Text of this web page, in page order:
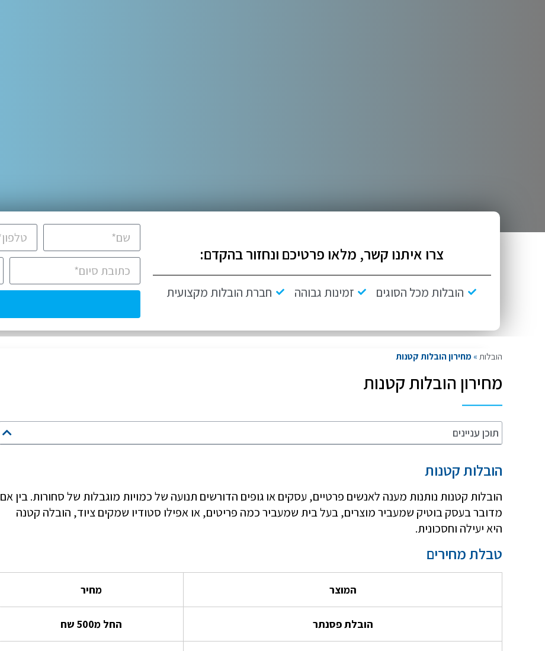
צרו איתנו קשר, מלאו פרטיכם ונחזור בהקדם:
הובלות מכל הסוגים זמינות גבוהה חברת הובלות מקצועית
הובלות » מחירון הובלות קטנות
מחירון הובלות קטנות
תוכן עניינים
הובלות קטנות
הובלות קטנות נותנות מענה לאנשים פרטיים, עסקים או גופים הדורשים תנועה של כמויות מוגבלות של סחורות. בין אם
מדובר בעסק בוטיק שמעביר מוצרים, בעל בית שמעביר כמה פריטים, או אפילו סטודיו שמקים ציוד, הובלה קטנה
היא יעילה וחסכונית.
טבלת מחירים
המוצר מחיר
הובלת פסנתר החל מ500 שח